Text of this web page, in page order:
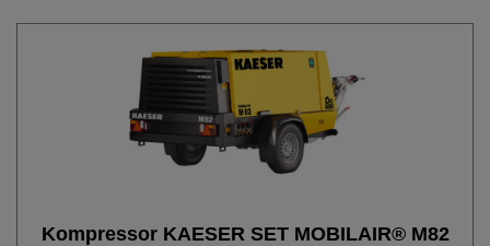
dem...
Kompressor KAESER SET MOBILAIR® M82